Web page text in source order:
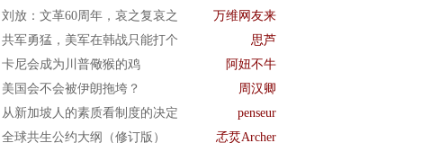
刘放：文革60周年，哀之复哀之 万维网友来
共军勇猛，美军在韩战只能打个 思芦
卡尼会成为川普儆猴的鸡 阿妞不牛
美国会不会被伊朗拖垮？ 周汉卿
从新加坡人的素质看制度的决定 penseur
全球共生公约大纲（修订版） 孞烎Archer